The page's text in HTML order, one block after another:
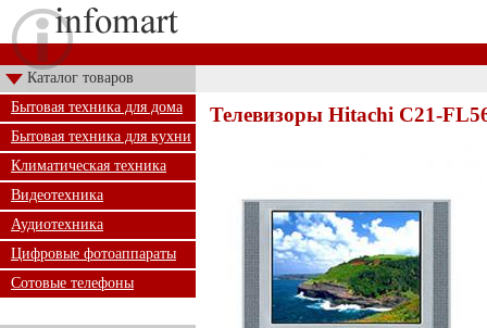
Каталог товаров
Бытовая техника для дома
Бытовая техника для кухни
Климатическая техника
Видеотехника
Аудиотехника
Цифровые фотоаппараты
Сотовые телефоны
Телевизоры Hitachi C21-